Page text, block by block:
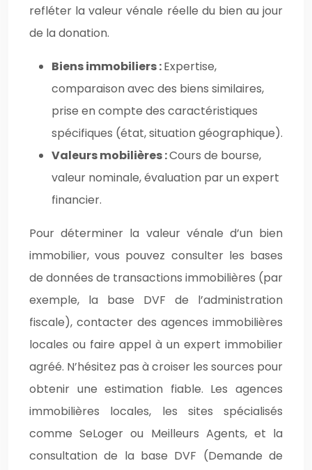
refléter la valeur vénale réelle du bien au jour
de la donation.
Biens immobiliers :Expertise,
comparaison avec des biens similaires,
prise en compte des caractéristiques
spécifiques (état, situation géographique).
Valeurs mobilières :Cours de bourse,
valeur nominale, évaluation par un expert
financier.
Pour déterminer la valeur vénale d’un bien
immobilier, vous pouvez consulter les bases
de données de transactions immobilières (par
exemple, la base DVF de l’administration
fiscale), contacter des agences immobilières
locales ou faire appel à un expert immobilier
agréé. N’hésitez pas à croiser les sources pour
obtenir une estimation fiable. Les agences
immobilières locales, les sites spécialisés
comme SeLoger ou Meilleurs Agents, et la
consultation de la base DVF (Demande de